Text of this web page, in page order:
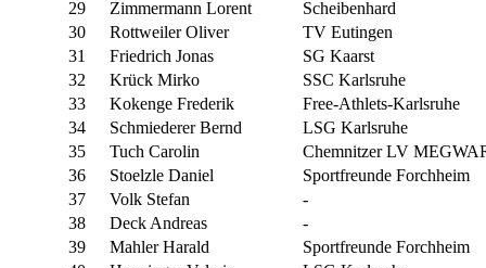
29
Zimmermann Lorent
Scheibenhard
30
Rottweiler Oliver
TV Eutingen
31
Friedrich Jonas
SG Kaarst
32
Krück Mirko
SSC Karlsruhe
33
Kokenge Frederik
Free-Athlets-Karlsruhe
34
Schmiederer Bernd
LSG Karlsruhe
35
Tuch Carolin
Chemnitzer LV
36
Stoelzle Daniel
Sportfreunde Forchheim
37
Volk Stefan
-
38
Deck Andreas
-
39
Mahler Harald
Sportfreunde Forchheim